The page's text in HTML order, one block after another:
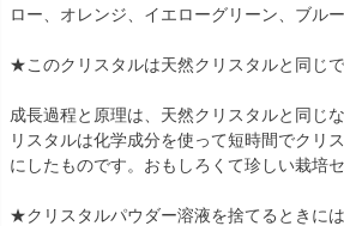
ロー、オレンジ、イエローグリーン、ブル
★このクリスタルは天然クリスタルと同じ
成長過程と原理は、天然クリスタルと同じ
リスタルは化学成分を使って短時間でクリ
にしたものです。おもしろくて珍しい栽培
★クリスタルパウダー溶液を捨てるときに